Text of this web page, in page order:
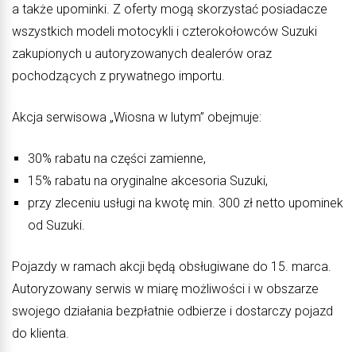
a także upominki. Z oferty mogą skorzystać posiadacze
wszystkich modeli motocykli i czterokołowców Suzuki
zakupionych u autoryzowanych dealerów oraz
pochodzących z prywatnego importu.
Akcja serwisowa „Wiosna w lutym” obejmuje:
30% rabatu na części zamienne,
15% rabatu na oryginalne akcesoria Suzuki,
przy zleceniu usługi na kwotę min. 300 zł netto upominek
od Suzuki.
Pojazdy w ramach akcji będą obsługiwane do 15. marca.
Autoryzowany serwis w miarę możliwości i w obszarze
swojego działania bezpłatnie odbierze i dostarczy pojazd
do klienta.